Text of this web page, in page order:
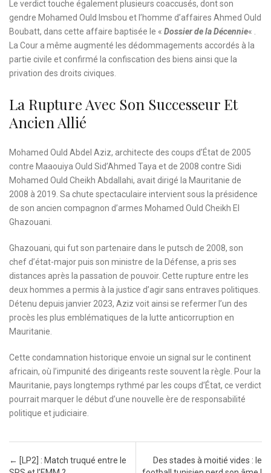
Le verdict touche également plusieurs coaccusés, dont son
gendre Mohamed Ould Imsbou et l’homme d’affaires Ahmed Ould
Boubatt, dans cette affaire baptisée le « Dossier de la Décennie« .
La Cour a même augmenté les dédommagements accordés à la
partie civile et confirmé la confiscation des biens ainsi que la
privation des droits civiques.
La Rupture Avec Son Successeur Et
Ancien Allié
Mohamed Ould Abdel Aziz, architecte des coups d’État de 2005
contre Maaouiya Ould Sid’Ahmed Taya et de 2008 contre Sidi
Mohamed Ould Cheikh Abdallahi, avait dirigé la Mauritanie de
2008 à 2019. Sa chute spectaculaire intervient sous la présidence
de son ancien compagnon d’armes Mohamed Ould Cheikh El
Ghazouani.
Ghazouani, qui fut son partenaire dans le putsch de 2008, son
chef d’état-major puis son ministre de la Défense, a pris ses
distances après la passation de pouvoir. Cette rupture entre les
deux hommes a permis à la justice d’agir sans entraves politiques.
Détenu depuis janvier 2023, Aziz voit ainsi se refermer l’un des
procès les plus emblématiques de la lutte anticorruption en
Mauritanie.
Cette condamnation historique envoie un signal sur le continent
africain, où l’impunité des dirigeants reste souvent la règle. Pour la
Mauritanie, pays longtemps rythmé par les coups d’État, ce verdict
pourrait marquer le début d’une nouvelle ère de responsabilité
politique et judiciaire.
Post navigation
← [LP2] : Match truqué entre le
Des stades à moitié vides : le